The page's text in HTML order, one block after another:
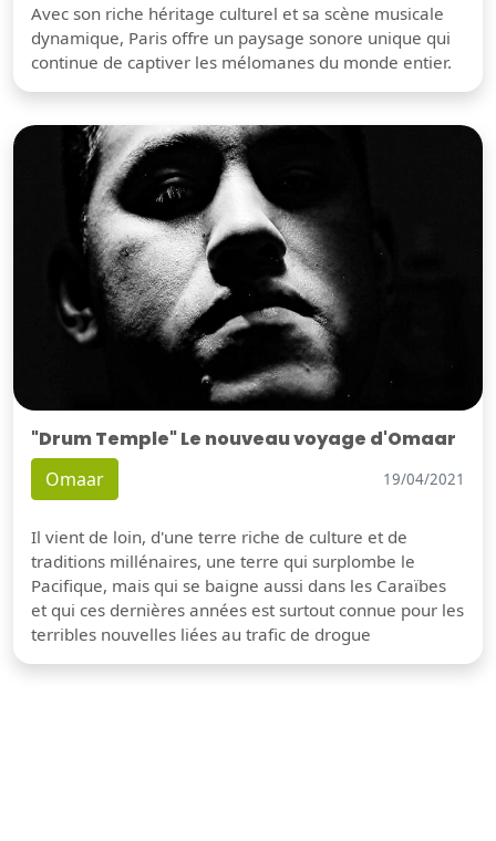
Avec son riche héritage culturel et sa scène musicale
dynamique, Paris offre un paysage sonore unique qui
continue de captiver les mélomanes du monde entier.
"Drum Temple" Le nouveau voyage d'Omaar
Omaar 19/04/2021
Il vient de loin, d'une terre riche de culture et de
traditions millénaires, une terre qui surplombe le
Pacifique, mais qui se baigne aussi dans les Caraïbes
et qui ces dernières années est surtout connue pour les
terribles nouvelles liées au trafic de drogue